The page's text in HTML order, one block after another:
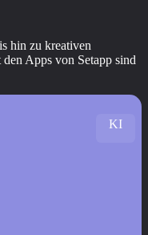
hin zu kreativen
Apps von Setapp sind
KI